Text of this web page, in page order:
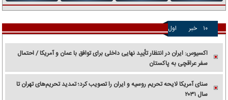
۱۰ خبر اول
اکسیوس: ایران در انتظار تأیید نهایی داخلی برای توافق با عمان و آمریکا / احتمال
سفر عراقچی به پاکستان
سنای آمریکا لایحه تحریم روسیه و ایران را تصویب کرد؛ تمدید تحریم‌های تهران تا
سال ۲۰۳۱